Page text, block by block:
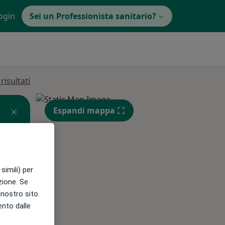
Sei un Professionista sanitario?
Gio,
Espandi mappa
per
Se
sito.
dalle